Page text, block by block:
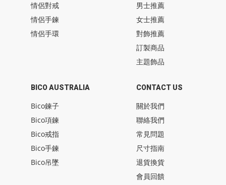
情侶對戒
情侶手鍊
情侶手環
BICO AUSTRALIA
Bico鍊子
Bico項鍊
Bico戒指
Bico手鍊
Bico吊墜
男士推薦
女士推薦
對飾推薦
訂製商品
主題飾品
CONTACT US
關於我們
聯絡我們
常見問題
尺寸指南
退貨換貨
會員回饋